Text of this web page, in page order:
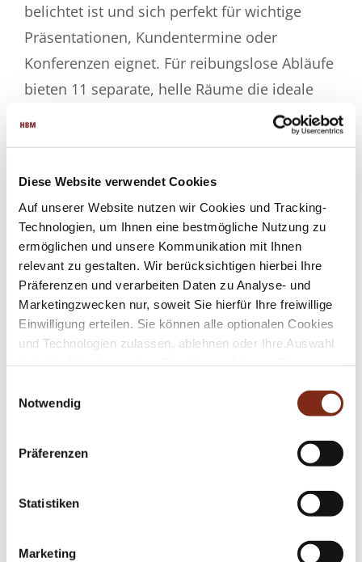
Diese Website verwendet Cookies
Auf unserer Website nutzen wir Cookies und Tracking-
Technologien, um Ihnen eine bestmögliche Nutzung zu
ermöglichen und unsere Kommunikation mit Ihnen
relevant zu gestalten. Wir berücksichtigen hierbei Ihre
Präferenzen und verarbeiten Daten zu Analyse- und
Marketingzwecken nur, soweit Sie hierfür Ihre freiwillige
Einwilligung erteilen. Sie können alle optionalen Cookies
und Technologien zulassen, ablehnen oder Ihre Auswahl
Informationen zu von uns und Drittanbietern eingesetzten
Notwendig
Präferenzen
Statistiken
Marketing
belichtet ist und sich perfekt für wichtige
Präsentationen, Kundentermine oder
Konferenzen eignet. Für reibungslose Abläufe
bieten 11 separate, helle Räume die ideale
Einzel- und Teambüros, die absolute
Vertraulichkeit bei diskreten Gesprächen
alle Bereiche nahtlos mit einer separaten
Teeküche sowie den getrenntenDamen- und
Herren-WC-Anlagen.
Die 2021 installierte High-End-Ausstattung
bietet ein zeitgemäßes Arbeitsumfeld auf
Top-Niveau: AlleRäume verfügen über
individuell steuerbare Klimatechnik,
blendfreies
Arbeiten sowie abgehängte Akustikdecken mit
Infrastruktur Ihres Unternehmens. Während